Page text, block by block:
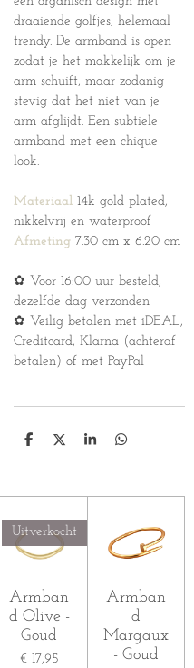
draaiende golfjes, helemaal
trendy. De armband is open
zodat je het makkelijk om je
arm schuift, maar zodanig
stevig dat het niet van je
arm afglijdt. Een subtiele
armband met een chique
look.
Materiaal 14k gold plated,
nikkelvrij en waterproof
Afmeting 7.30 cm x 6.20 cm
✿ Voor 16:00 uur besteld,
dezelfde dag verzonden
✿ Veilig betalen met iDEAL,
Creditcard, Klarna (achteraf
betalen) of met PayPal
D
n
D
S
e
D
n
Uitverkocht
Armban
d Olive -
Goud
€ 17,95
Armban
d
Margaux
- Goud